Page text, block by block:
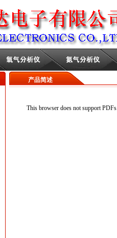
产品简述
This browser does not support